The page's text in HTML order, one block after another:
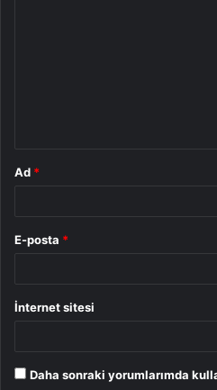
Ad *
E-posta *
İnternet sitesi
Daha sonraki yorumlarımda